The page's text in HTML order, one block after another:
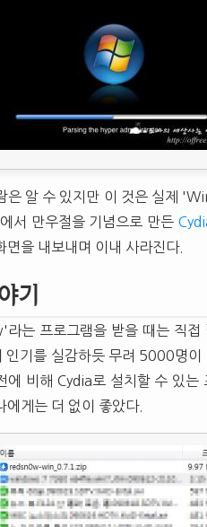
은 알 수 있지만 이 것은 실제
에서 만우절을 기념으로 만든
면을 내보내며 이내 사라진다.
기
는 프로그램을 받을 때는 직
인기를 실감하듯 무려 5000명
에 비해 Cydia로 설치할 수 있
에게는 더 없이 좋았다.